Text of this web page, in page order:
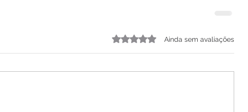
Avaliado com 0 de 5 estrelas.Ainda sem avaliações